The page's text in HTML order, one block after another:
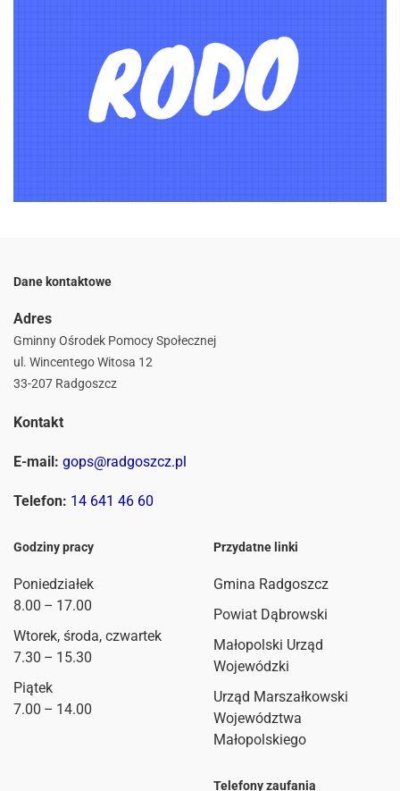
Dane kontaktowe
Adres
Gminny Ośrodek Pomocy Społecznej
ul. Wincentego Witosa 12
33-207 Radgoszcz
Kontakt
E-mail: gops@radgoszcz.pl
Telefon: 14 641 46 60
Godziny pracy
Poniedziałek
8.00 – 17.00
Wtorek, środa, czwartek
7.30 – 15.30
Piątek
7.00 – 14.00
Przydatne linki
Gmina Radgoszcz
Powiat Dąbrowski
Małopolski Urząd
Wojewódzki
Urząd Marszałkowski
Województwa
Małopolskiego
Telefony zaufania